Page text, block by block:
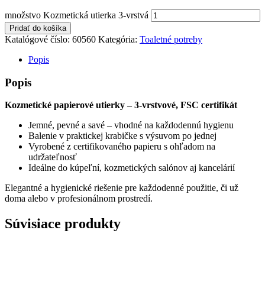
množstvo Kozmetická utierka 3-vrstvá
Pridať do košíka
Katalógové číslo: 60560 Kategória: Toaletné potreby
Popis
Popis
Kozmetické papierové utierky – 3-vrstvové, FSC certifikát
Jemné, pevné a savé – vhodné na každodennú hygienu
Balenie v praktickej krabičke s výsuvom po jednej
Vyrobené z certifikovaného papieru s ohľadom na
udržateľnosť
Ideálne do kúpeľní, kozmetických salónov aj kancelárií
Elegantné a hygienické riešenie pre každodenné použitie, či už
doma alebo v profesionálnom prostredí.
Súvisiace produkty